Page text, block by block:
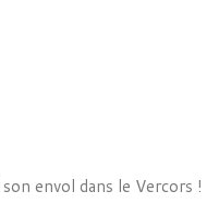
envol dans le Vercors !